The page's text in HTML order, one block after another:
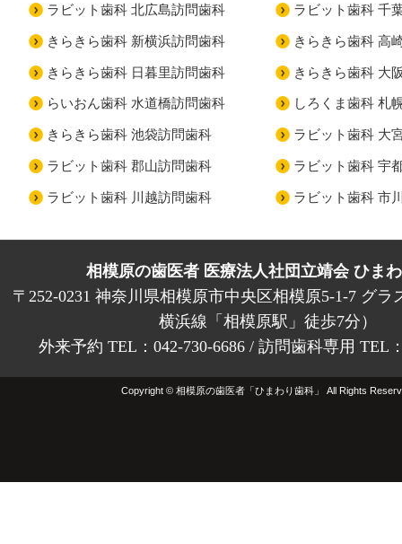
ラビット歯科 北広島訪問歯科 ラビット歯科 千
きらきら歯科 新横浜訪問歯科 きらきら歯科 高
きらきら歯科 日暮里訪問歯科 きらきら歯科 大
らいおん歯科 水道橋訪問歯科 しろくま歯科 札
きらきら歯科 池袋訪問歯科 ラビット歯科 大
ラビット歯科 郡山訪問歯科 ラビット歯科 宇
ラビット歯科 川越訪問歯科 ラビット歯科 市
相模原の歯医者 医療法人社団立靖会 ひま
〒252-0231 神奈川県相模原市中央区相模原5-1-7 グラ
横浜線「相模原駅」徒歩7分）
外来予約 TEL：042-730-6686 / 訪問歯科専用 TEL
Copyright © 相模原の歯医者「ひまわり歯科」 All Rights